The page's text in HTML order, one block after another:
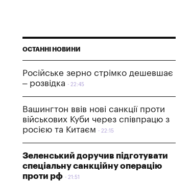
ОСТАННІ НОВИНИ
Російське зерно стрімко дешевшає
– розвідка
22:45
Вашингтон ввів нові санкції проти
військових Куби через співпрацю з
росією та Китаєм
22:15
Зеленський доручив підготувати
спеціальну санкційну операцію
проти рф
21:51